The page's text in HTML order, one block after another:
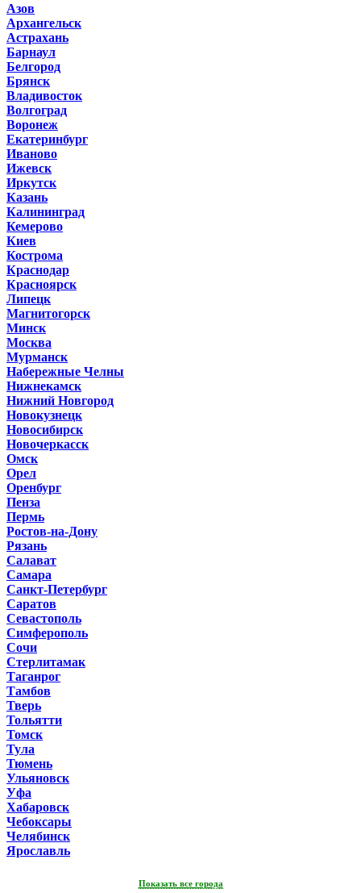
Азов
Архангельск
Астрахань
Барнаул
Белгород
Брянск
Владивосток
Волгоград
Воронеж
Екатеринбург
Иваново
Ижевск
Иркутск
Казань
Калининград
Кемерово
Киев
Кострома
Краснодар
Красноярск
Липецк
Магнитогорск
Минск
Москва
Мурманск
Набережные Челны
Нижнекамск
Нижний Новгород
Новокузнецк
Новосибирск
Новочеркасск
Омск
Орел
Оренбург
Пенза
Пермь
Ростов-на-Дону
Рязань
Салават
Самара
Санкт-Петербург
Саратов
Севастополь
Симферополь
Сочи
Стерлитамак
Таганрог
Тамбов
Тверь
Тольятти
Томск
Тула
Тюмень
Ульяновск
Уфа
Хабаровск
Чебоксары
Челябинск
Ярославль
Показать все города